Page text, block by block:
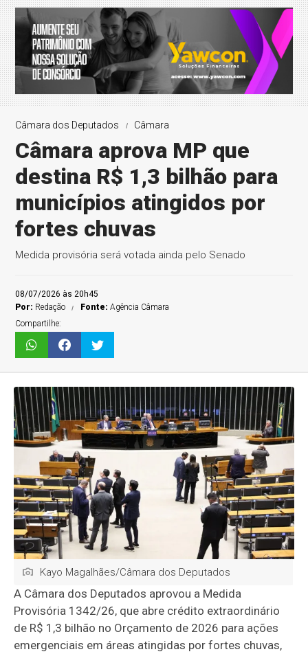
Câmara dos Deputados Câmara
Câmara aprova MP que
destina R$ 1,3 bilhão para
municípios atingidos por
fortes chuvas
Medida provisória será votada ainda pelo Senado
08/07/2026 às 20h45
Por: Redação Fonte:Agência Câmara
Compartilhe:
Kayo Magalhães/Câmara dos Deputados
A Câmara dos Deputados aprovou a Medida
Provisória 1342/26, que abre crédito extraordinário
de R$ 1,3 bilhão no Orçamento de 2026 para ações
emergenciais em áreas atingidas por fortes chuvas,